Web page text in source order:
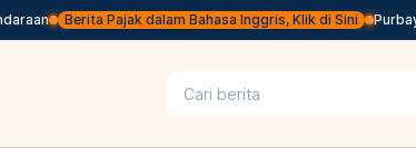
Berita Pajak dalam Bahasa Inggris, Klik di Sini